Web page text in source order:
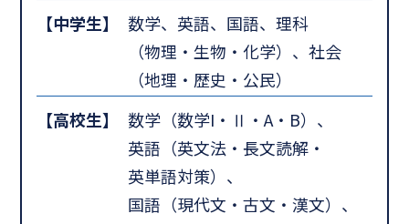
【中学生】
数学、英語、国語、理科
（物理・生物・化学）、社会
（地理・歴史・公民）
【高校生】
数学（数学I・Ⅱ・A・B）、
英語（英文法・長文読解・
英単語対策）、
国語（現代文・古文・漢文）、